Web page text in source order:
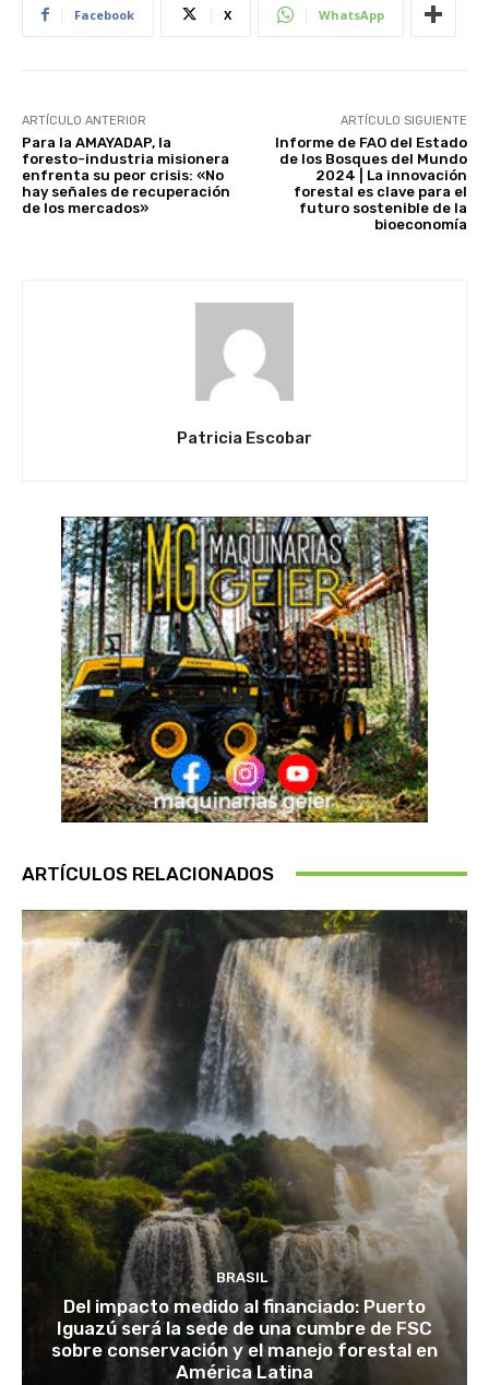
Facebook X WhatsApp
ARTÍCULO ANTERIOR
Para la AMAYADAP, la
foresto-industria misionera
enfrenta su peor crisis: «No
hay señales de recuperación
de los mercados»
ARTÍCULO SIGUIENTE
Informe de FAO del Estado
de los Bosques del Mundo
2024 | La innovación
forestal es clave para el
futuro sostenible de la
bioeconomía
Patricia Escobar
ARTÍCULOS RELACIONADOS
BRASIL
Del impacto medido al financiado: Puerto
Iguazú será la sede de una cumbre de FSC
sobre conservación y el manejo forestal en
América Latina